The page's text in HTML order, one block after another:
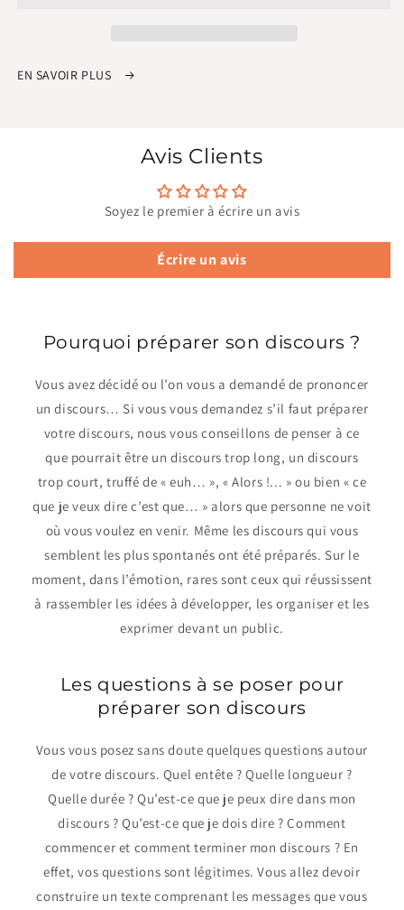
EN SAVOIR PLUS
Avis Clients
Soyez le premier à écrire un avis
Écrire un avis
Pourquoi préparer son discours ?
Vous avez décidé ou l’on vous a demandé de prononcer
un discours… Si vous vous demandez s’il faut préparer
votre discours, nous vous conseillons de penser à ce
que pourrait être un discours trop long, un discours
trop court, truffé de « euh… », « Alors !... » ou bien « ce
que je veux dire c’est que… » alors que personne ne voit
où vous voulez en venir. Même les discours qui vous
semblent les plus spontanés ont été préparés. Sur le
moment, dans l’émotion, rares sont ceux qui réussissent
à rassembler les idées à développer, les organiser et les
exprimer devant un public.
Les questions à se poser pour
préparer son discours
Vous vous posez sans doute quelques questions autour
de votre discours. Quel entête ? Quelle longueur ?
Quelle durée ? Qu’est-ce que je peux dire dans mon
discours ? Qu’est-ce que je dois dire ? Comment
commencer et comment terminer mon discours ? En
effet, vos questions sont légitimes. Vous allez devoir
construire un texte comprenant les messages que vous